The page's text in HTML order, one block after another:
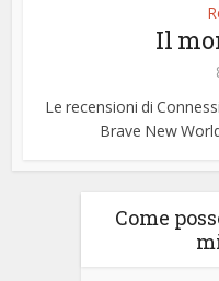
Il
Le recensioni di
Brave New
Come